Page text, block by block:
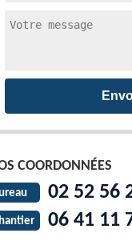
COORDONNÉES
02 52 56
06 41 11